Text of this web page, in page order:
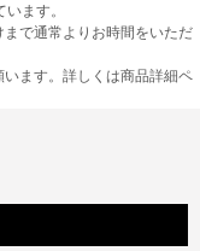
ます。
で通常よりお時間をいただ
ます。詳しくは商品詳細ペ